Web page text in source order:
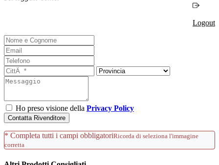
Logout
Ho preso visione della Privacy Policy
Contatta Rivenditore
* Completa tutti i campi obbligatoriRicorda di seleziona l'immagine
corretta